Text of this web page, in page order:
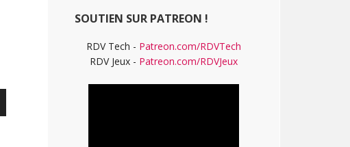
SOUTIEN SUR PATREON !
RDV Tech - Patreon.com/RDVTech
RDV Jeux - Patreon.com/RDVJeux